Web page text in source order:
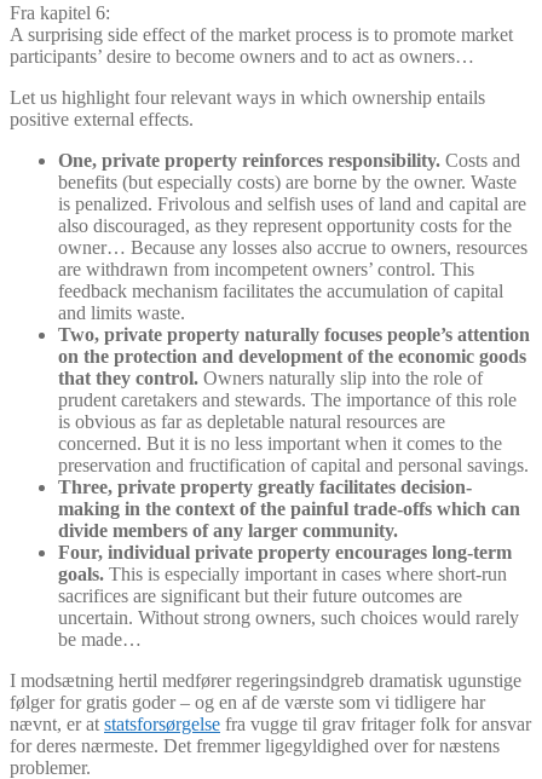
Fra kapitel 6:
A surprising side effect of the market process is to promote market
participants’ desire to become owners and to act as owners…
Let us highlight four relevant ways in which ownership entails
positive external effects.
One, private property reinforces responsibility. Costs and
benefits (but especially costs) are borne by the owner. Waste
is penalized. Frivolous and selfish uses of land and capital are
also discouraged, as they represent opportunity costs for the
owner… Because any losses also accrue to owners, resources
are withdrawn from incompetent owners’ control. This
feedback mechanism facilitates the accumulation of capital
and limits waste.
Two, private property naturally focuses people’s attention
on the protection and development of the economic goods
that they control. Owners naturally slip into the role of
prudent caretakers and stewards. The importance of this role
is obvious as far as depletable natural resources are
concerned. But it is no less important when it comes to the
preservation and fructification of capital and personal savings.
Three, private property greatly facilitates decision-
making in the context of the painful trade-offs which can
divide members of any larger community.
Four, individual private property encourages long-term
goals. This is especially important in cases where short-run
sacrifices are significant but their future outcomes are
uncertain. Without strong owners, such choices would rarely
be made…
I modsætning hertil medfører regeringsindgreb dramatisk ugunstige
følger for gratis goder – og en af de værste som vi tidligere har
nævnt, er at statsforsørgelse fra vugge til grav fritager folk for ansvar
for deres nærmeste. Det fremmer ligegyldighed over for næstens
problemer.